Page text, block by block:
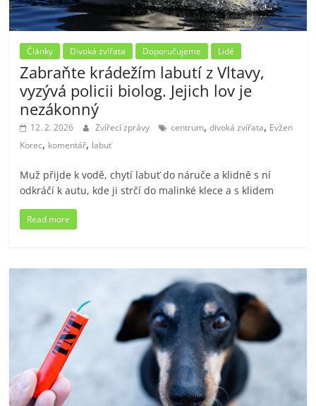
Články Divoká zvířata Doporučujeme Lidé
Zabraňte krádežím labutí z Vltavy,
vyzývá policii biolog. Jejich lov je
nezákonný
12. 2. 2026 Zvířecí zprávy centrum,divoká zvířata, Evžen
Korec, komentář, labuť
Muž přijde k vodě, chytí labuť do náruče a klidně s ní
odkráčí k autu, kde ji strčí do malinké klece a s klidem
Read more